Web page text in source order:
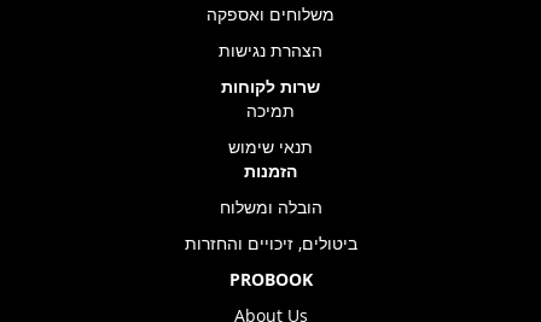
משלוחים ואספקה
הצהרת נגישות
שרות לקוחות
תמיכה
תנאי שימוש
הזמנות
הובלה ומשלוח
ביטולים, זיכויים והחזרות
PROBOOK
About Us